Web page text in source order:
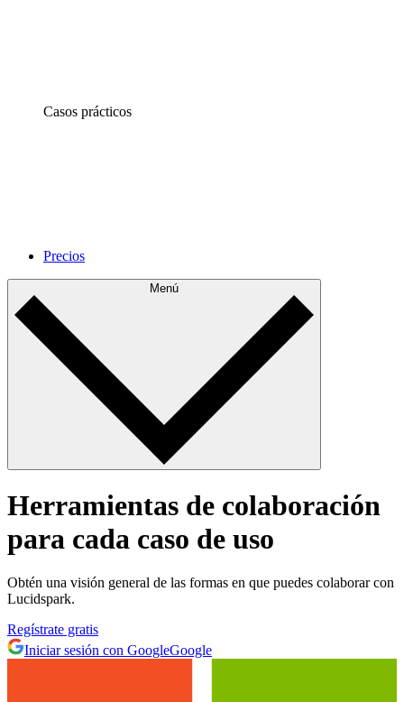
Casos prácticos
Precios
Menú
Herramientas de colaboración
para cada caso de uso
Obtén una visión general de las formas en que puedes colaborar con
Lucidspark.
Regístrate gratis
Iniciar sesión con GoogleGoogle